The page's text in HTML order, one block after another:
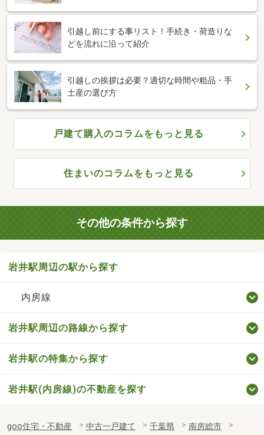
引越し前にする事リスト！手続き・荷造りな
どを流れに沿って紹介
引越しの挨拶は必要？適切な時間や粗品・手
土産の選び方
戸建て購入のコラムをもっと見る
住まいのコラムをもっと見る
その他の条件から探す
岩井駅周辺の駅から探す
内房線
岩井駅周辺の路線から探す
岩井駅の特集から探す
岩井駅(内房線)の不動産を探す
goo住宅・不動産 中古一戸建て 千葉県
南房総市